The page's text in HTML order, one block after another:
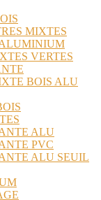
MIXTES
VERTES
BOIS ALU
ALU
PVC
ALU SEUIL